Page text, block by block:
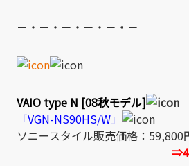
－・－・－・－・－・－
VAIO type N [08秋モデル]
「VGN-NS90HS/W」
ソニースタイル販売価格：59,800